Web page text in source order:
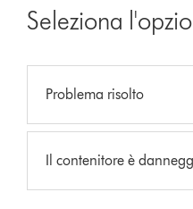
Seleziona
Problema risolto
Il contenitore è